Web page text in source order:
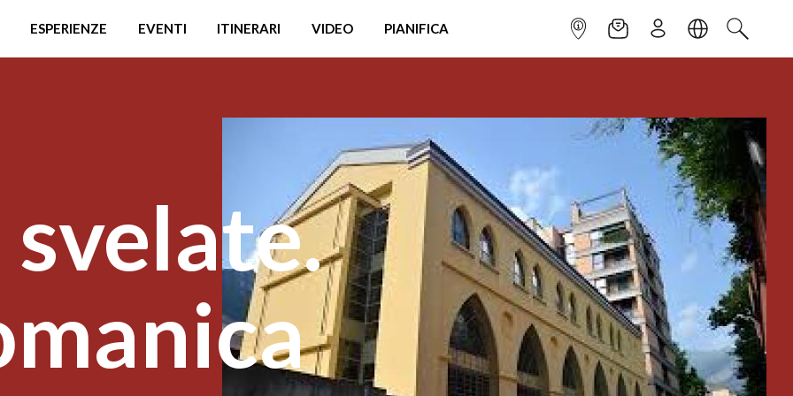
ESPERIENZE EVENTI ITINERARI VIDEO PIANIFICA INFOPOINTNEWSLETTER
ISCRIVITILINGUACERCA